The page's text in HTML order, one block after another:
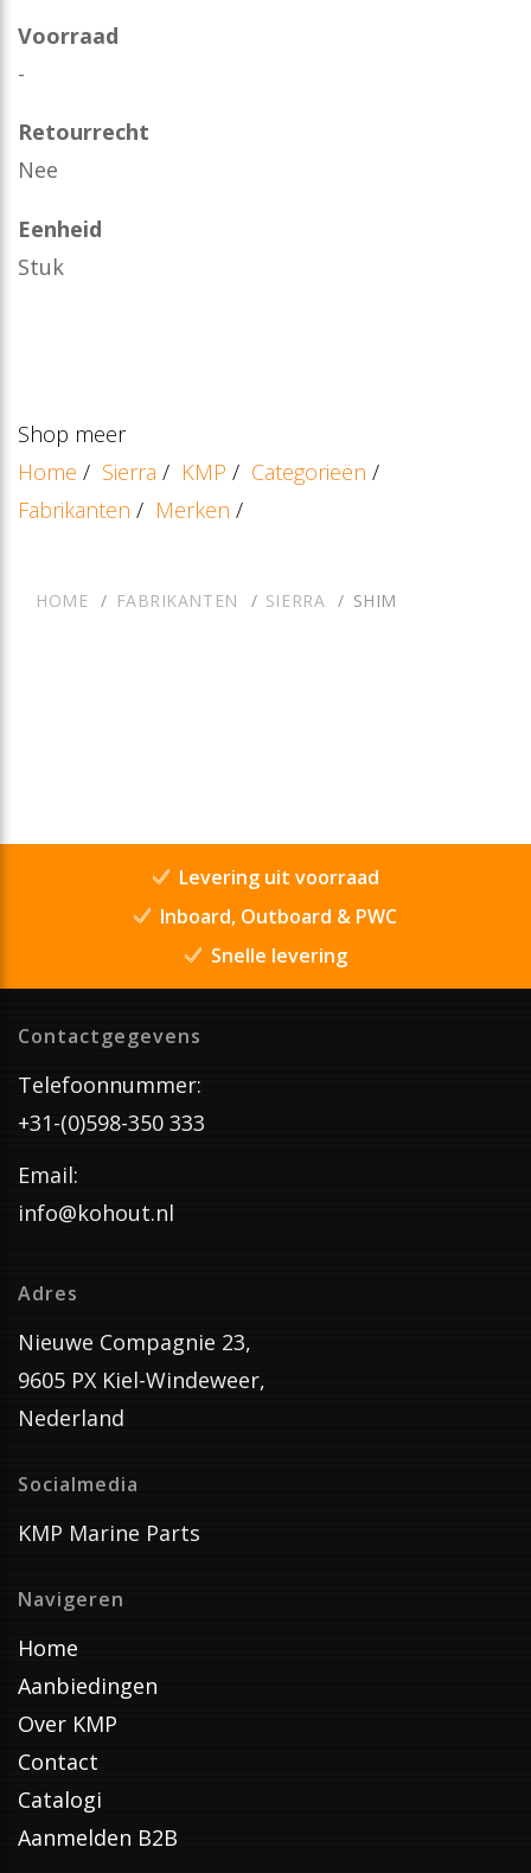
Voorraad
-
Retourrecht
Nee
Eenheid
Stuk
Shop meer
Home / Sierra / KMP / Categorieën /
Fabrikanten / Merken /
HOME FABRIKANTEN SIERRA SHIM
Levering uit voorraad
Inboard, Outboard & PWC
Snelle levering
Contactgegevens
Telefoonnummer:
+31-(0)598-350 333
Email:
info@kohout.nl
Adres
Nieuwe Compagnie 23,
9605 PX Kiel-Windeweer,
Nederland
Socialmedia
KMP Marine Parts
Navigeren
Home
Aanbiedingen
Over KMP
Contact
Catalogi
Aanmelden B2B